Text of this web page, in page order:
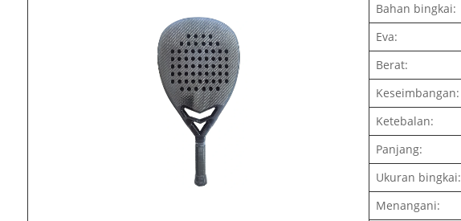
Bahan bingkai:
Eva:
Berat:
Keseimbangan:
Ketebalan:
Panjang:
Ukuran bingkai:
Menangani: